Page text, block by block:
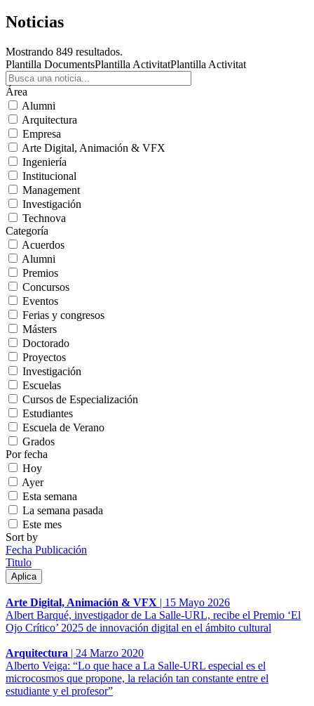
Noticias
Mostrando 849 resultados.
Plantilla DocumentsPlantilla ActivitatPlantilla Activitat
Área
Alumni
Arquitectura
Empresa
Arte Digital, Animación & VFX
Ingeniería
Institucional
Management
Investigación
Technova
Categoría
Acuerdos
Alumni
Premios
Concursos
Eventos
Ferias y congresos
Másters
Doctorado
Proyectos
Investigación
Escuelas
Cursos de Especialización
Estudiantes
Escuela de Verano
Grados
Por fecha
Hoy
Ayer
Esta semana
La semana pasada
Este mes
Sort by
Fecha Publicación
Titulo
Arte Digital, Animación & VFX | 15 Mayo 2026
Albert Barqué, investigador de La Salle-URL, recibe el Premio ‘El
Ojo Crítico’ 2025 de innovación digital en el ámbito cultural
Arquitectura | 24 Marzo 2020
Alberto Veiga: “Lo que hace a La Salle-URL especial es el
microcosmos que propone, la relación tan constante entre el
estudiante y el profesor”